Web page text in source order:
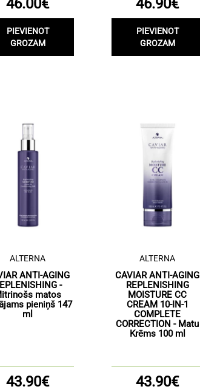
46.00€
PIEVIENOT
GROZAM
46.90€
PIEVIENOT
GROZAM
ALTERNA
ANTI-AGING
-
matos
pieniņš 147
ml
43.90€
ALTERNA
CAVIAR ANTI-AGING
REPLENISHING
MOISTURE CC
CREAM 10-IN-1
COMPLETE
CORRECTION - Matu
Krēms 100 ml
43.90€